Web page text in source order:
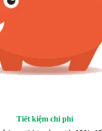
Tiết kiệm chi phí